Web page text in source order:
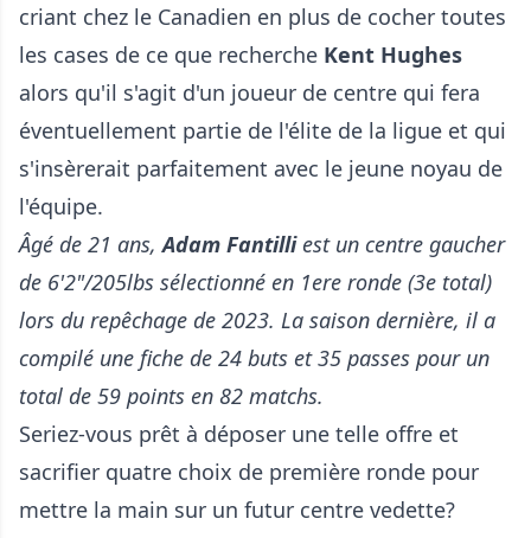
criant chez le Canadien en plus de cocher toutes
les cases de ce que recherche Kent Hughes
alors qu'il s'agit d'un joueur de centre qui fera
éventuellement partie de l'élite de la ligue et qui
s'insèrerait parfaitement avec le jeune noyau de
l'équipe.
Âgé de 21 ans,Adam Fantilliest un centre gaucher
de 6'2"/205lbs sélectionné en 1ere ronde (3e total)
lors du repêchage de 2023. La saison dernière, il a
compilé une fiche de 24 buts et 35 passes pour un
total de 59 points en 82 matchs.
Seriez-vous prêt à déposer une telle offre et
sacrifier quatre choix de première ronde pour
mettre la main sur un futur centre vedette?